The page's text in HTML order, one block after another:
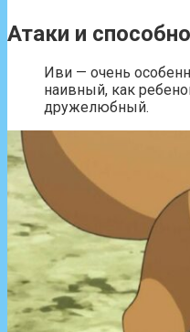
Атаки и
Иви — очень
наивный, как
дружелюбный.